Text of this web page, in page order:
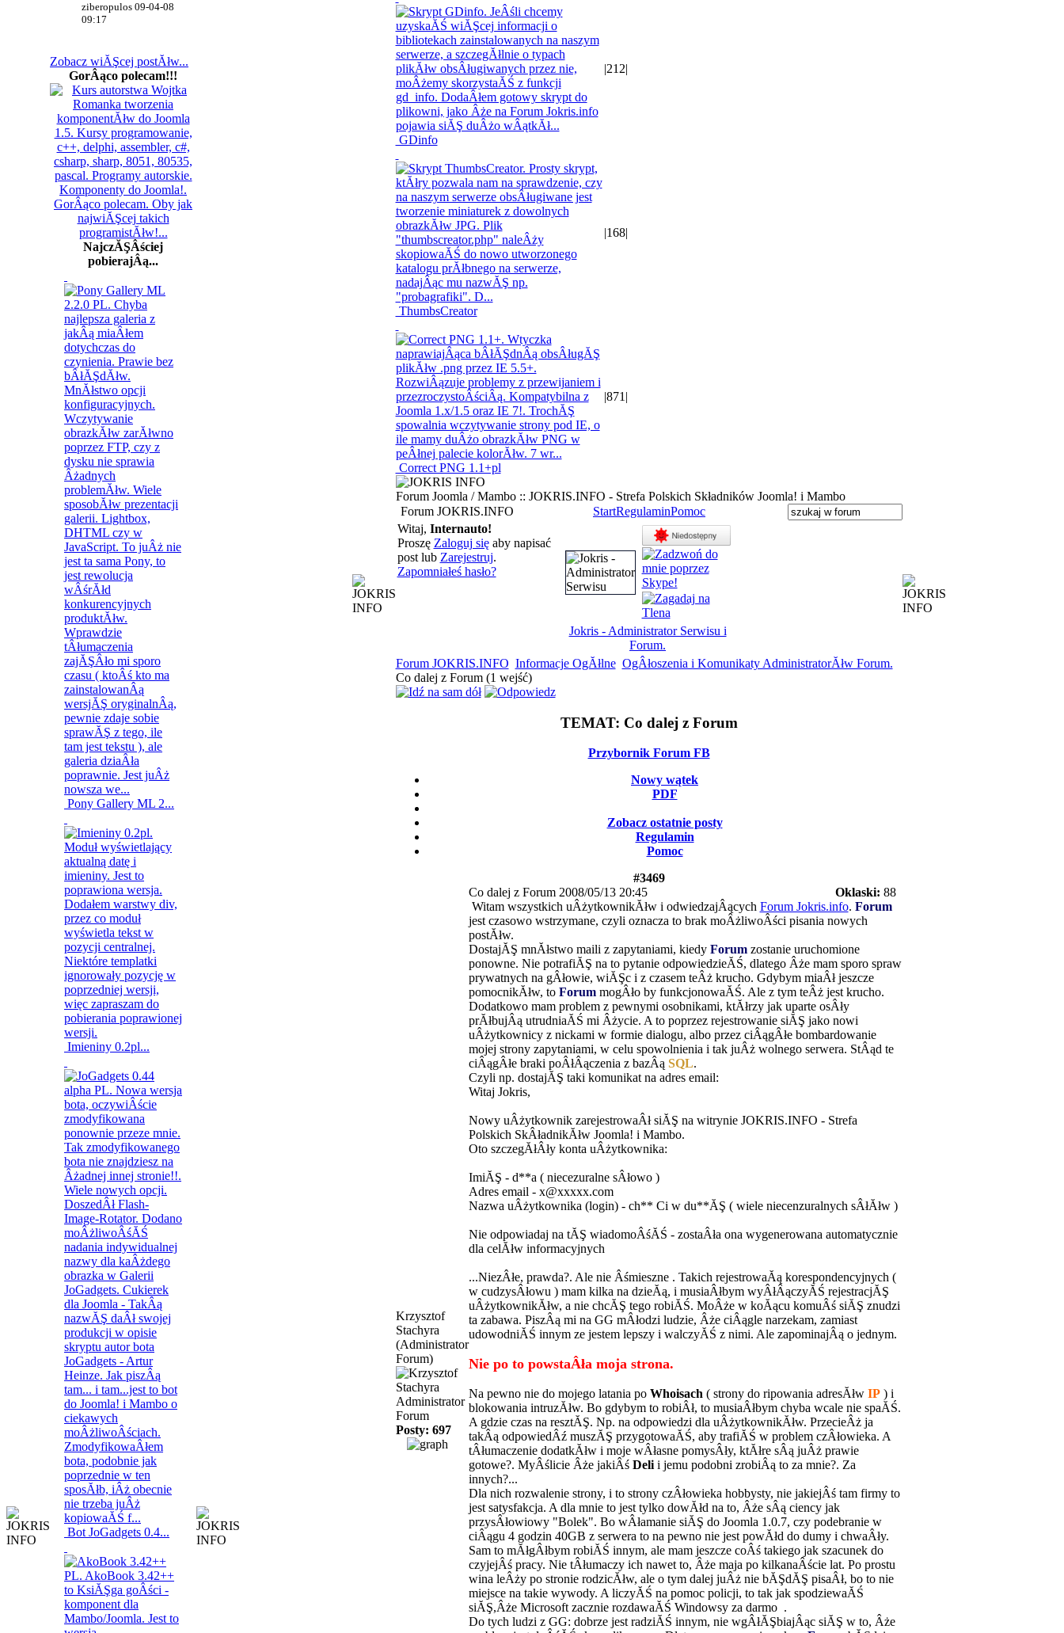
ziberopulos 09-04-08
09:17
Zobacz wiĂŞcej postĂłw...
GorÂąco polecam!!!
NajczĂŞÂściej
pobierajÂą...
Pony Gallery ML 2...
Imieniny 0.2pl...
Bot JoGadgets 0.4...
GDinfo
|212|
ThumbsCreator
|168|
Correct PNG 1.1+pl
|871 |
Forum Joomla / Mambo :: JOKRIS.INFO - Strefa Polskich Składników Joomla! i Mambo
Forum JOKRIS.INFO
StartRegulaminPomoc
Witaj, Internauto!
Proszę Zaloguj sięaby napisać
post lub Zarejestruj.
Zapomniałeś hasło?
Jokris - Administrator Serwisu i
Forum.
Forum JOKRIS.INFO Informacje OgĂłlne OgÂłoszenia i Komunikaty AdministratorĂłw Forum.
Co dalej z Forum (1 wejść)
TEMAT: Co dalej z Forum
Przybornik Forum FB
Nowy wątek
PDF
Zobacz ostatnie posty
Regulamin
Pomoc
#3469
Krzysztof
Stachyra
(Administrator
Forum)
Administrator
Forum
Posty: 697
Co dalej z Forum 2008/05/13 20:45 Oklaski: 88
Witam wszystkich uÂżytkownikĂłw i odwiedzajÂących Forum Jokris.info. Forum
jest czasowo wstrzymane, czyli oznacza to brak moÂżliwoÂści pisania nowych
postĂłw.
DostajĂŞ mnĂłstwo maili z zapytaniami, kiedy Forumzostanie uruchomione
ponowne. Nie potrafiĂŞ na to pytanie odpowiedzieĂŚ, dlatego Âże mam sporo spraw
prywatnych na gÂłowie, wiĂŞc i z czasem teÂż krucho. Gdybym miaÂł jeszcze
pomocnikĂłw, to ForummogÂło by funkcjonowaĂŚ. Ale z tym teÂż jest krucho.
Dodatkowo mam problem z pewnymi osobnikami, ktĂłrzy jak uparte osÂły
prĂłbujÂą utrudniaĂŚ mi Âżycie. A to poprzez rejestrowanie siĂŞ jako nowi
uÂżytkownicy z nickami w formie dialogu, albo przez ciÂągÂłe bombardowanie
mojej strony zapytaniami, w celu spowolnienia i tak juÂż wolnego serwera. StÂąd te
ciÂągÂłe braki poÂłÂączenia z bazÂą SQL.
Czyli np. dostajĂŞ taki komunikat na adres email:
Witaj Jokris,
Nowy uÂżytkownik zarejestrowaÂł siĂŞ na witrynie JOKRIS.INFO - Strefa
Polskich SkÂładnikĂłw Joomla! i Mambo.
Oto szczegĂłÂły konta uÂżytkownika:
ImiĂŞ - d**a ( niecezuralne sÂłowo )
Adres email - x@xxxxx.com
Nazwa uÂżytkownika (login) - ch** Ci w du**ĂŞ ( wiele niecenzuralnych sÂłĂłw )
Nie odpowiadaj na tĂŞ wiadomoÂśĂŚ - zostaÂła ona wygenerowana automatycznie
dla celĂłw informacyjnych
...NiezÂłe, prawda?. Ale nie Âśmieszne. Takich rejestrowaĂą korespondencyjnych (
w cudzysÂłowu ) mam kilka na dzieĂą, i musiaÂłbym wyÂłÂączyĂŚ rejestracjĂŞ
uÂżytkownikĂłw, a nie chcĂŞ tego robiĂŚ. MoÂże w koĂącu komuÂś siĂŞ znudzi
ta zabawa. PiszÂą mi na GG mÂłodzi ludzie, Âże ciÂągle narzekam, zamiast
udowodniĂŚ innym ze jestem lepszy i walczyĂŚ z nimi. Ale zapominajÂą o jednym.
Nie po to powstaÂła moja strona.
Na pewno nie do mojego latania po Whoisach ( strony do ripowania adresĂłw IP) i
blokowania intruzĂłw. Bo gdybym to robiÂł, to musiaÂłbym chyba wcale nie spaĂŚ.
A gdzie czas na resztĂŞ. Np. na odpowiedzi dla uÂżytkownikĂłw. PrzecieÂż ja
takÂą odpowiedÂź muszĂŞ przygotowaĂŚ, aby trafiĂŚ w problem czÂłowieka. A
tÂłumaczenie dodatkĂłw i moje wÂłasne pomysÂły, ktĂłre sÂą juÂż prawie
gotowe?. MyÂślicie Âże jakiÂś Delii jemu podobni zrobiÂą to za mnie?. Za
innych?...
Dla nich rozwalenie strony, i to strony czÂłowieka hobbysty, nie jakiejÂś tam firmy to
jest satysfakcja. A dla mnie to jest tylko dowĂłd na to, Âże sÂą ciency jak
przysÂłowiowy "Bolek". Bo wÂłamanie siĂŞ do Joomla 1.0.7, czy podebranie w
ciÂągu 4 godzin 40GB z serwera to na pewno nie jest powĂłd do dumy i chwaÂły.
Sam to mĂłgÂłbym robiĂŚ innym, ale mam jeszcze coÂś takiego jak szacunek do
czyjejÂś pracy. Nie tÂłumaczy ich nawet to, Âże maja po kilkanaÂście lat. Po prostu
wina leÂży po stronie rodzicĂłw, ale o tym dalej juÂż nie bĂŞdĂŞ pisaÂł, bo to nie
miejsce na takie wywody. A liczyĂŚ na pomoc policji, to tak jak spodziewaĂŚ
siĂŞ,Âże Microsoft zacznie rozdawaĂŚ Windowsy za darmo .
Do tych ludzi z GG: dobrze jest radziĂŚ innym, nie wgÂłĂŞbiajÂąc siĂŞ w to, Âże